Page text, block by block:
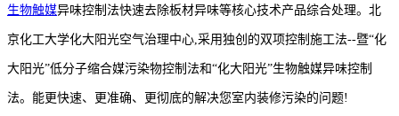
生物触媒异味控制法快速去除板材异味等核心技术产品综合处理。北
京化工大学化大阳光空气治理中心,采用独创的双项控制施工法--暨“化
大阳光”低分子缩合媒污染物控制法和“化大阳光”生物触媒异味控制
法。能更快速、更准确、更彻底的解决您室内装修污染的问题!